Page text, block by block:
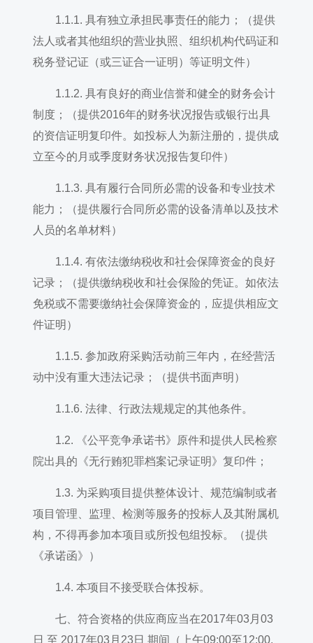
1.1.1. 具有独立承担民事责任的能力；（提供
法人或者其他组织的营业执照、组织机构代码证和
税务登记证（或三证合一证明）等证明文件）
1.1.2. 具有良好的商业信誉和健全的财务会计
制度；（提供2016年的财务状况报告或银行出具
的资信证明复印件。如投标人为新注册的，提供成
立至今的月或季度财务状况报告复印件）
1.1.3. 具有履行合同所必需的设备和专业技术
能力；（提供履行合同所必需的设备清单以及技术
人员的名单材料）
1.1.4. 有依法缴纳税收和社会保障资金的良好
记录；（提供缴纳税收和社会保险的凭证。如依法
免税或不需要缴纳社会保障资金的，应提供相应文
件证明）
1.1.5. 参加政府采购活动前三年内，在经营活
动中没有重大违法记录；（提供书面声明）
1.1.6. 法律、行政法规规定的其他条件。
1.2. 《公平竞争承诺书》原件和提供人民检察
院出具的《无行贿犯罪档案记录证明》复印件；
1.3. 为采购项目提供整体设计、规范编制或者
项目管理、监理、检测等服务的投标人及其附属机
构，不得再参加本项目或所投包组投标。（提供
《承诺函》）
1.4. 本项目不接受联合体投标。
七、符合资格的供应商应当在2017年03月03
日 至 2017年03月23日 期间（上午09:00至12:00,